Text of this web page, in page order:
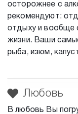
осторожнее с
рекомендуют:
отдыху и вообще
жизни. Ваши
рыба, изюм,
Любовь
В любовь Вы